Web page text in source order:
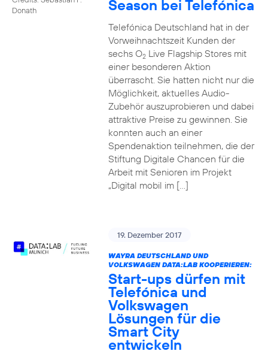
Donath
Season bei Telefónica
Telefónica Deutschland hat in der
Vorweihnachtszeit Kunden der
sechs O2Live Flagship Stores mit
einer besonderen Aktion
überrascht. Sie hatten nicht nur die
Möglichkeit, aktuelles Audio-
Zubehör auszuprobieren und dabei
attraktive Preise zu gewinnen. Sie
konnten auch an einer
Spendenaktion teilnehmen, die der
Stiftung Digitale Chancen für die
Arbeit mit Senioren im Projekt
„Digital mobil im […]
19. Dezember 2017
WAYRA DEUTSCHLAND UND
VOLKSWAGEN DATA:LAB KOOPERIEREN:
Start-ups dürfen mit
Telefónica und
Volkswagen
Lösungen für die
Smart City
entwickeln